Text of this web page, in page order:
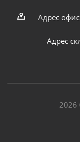
Адрес
Адрес